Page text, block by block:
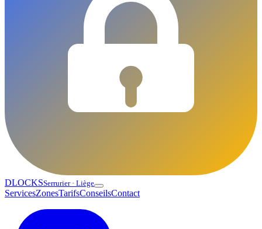
DLOCKSSerrurier · Liège
ServicesZonesTarifsConseilsContact